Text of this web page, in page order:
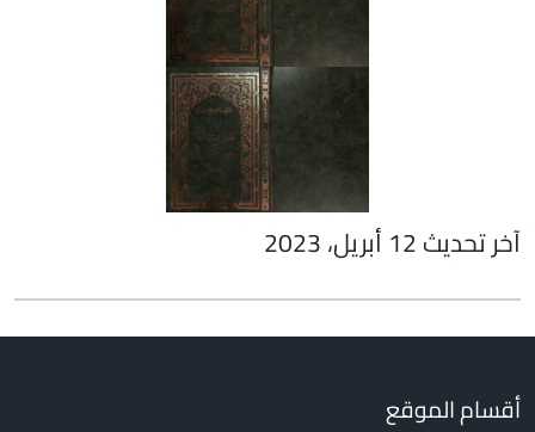
آخر تحديث 12 أبريل، 2023
أقسام الموقع